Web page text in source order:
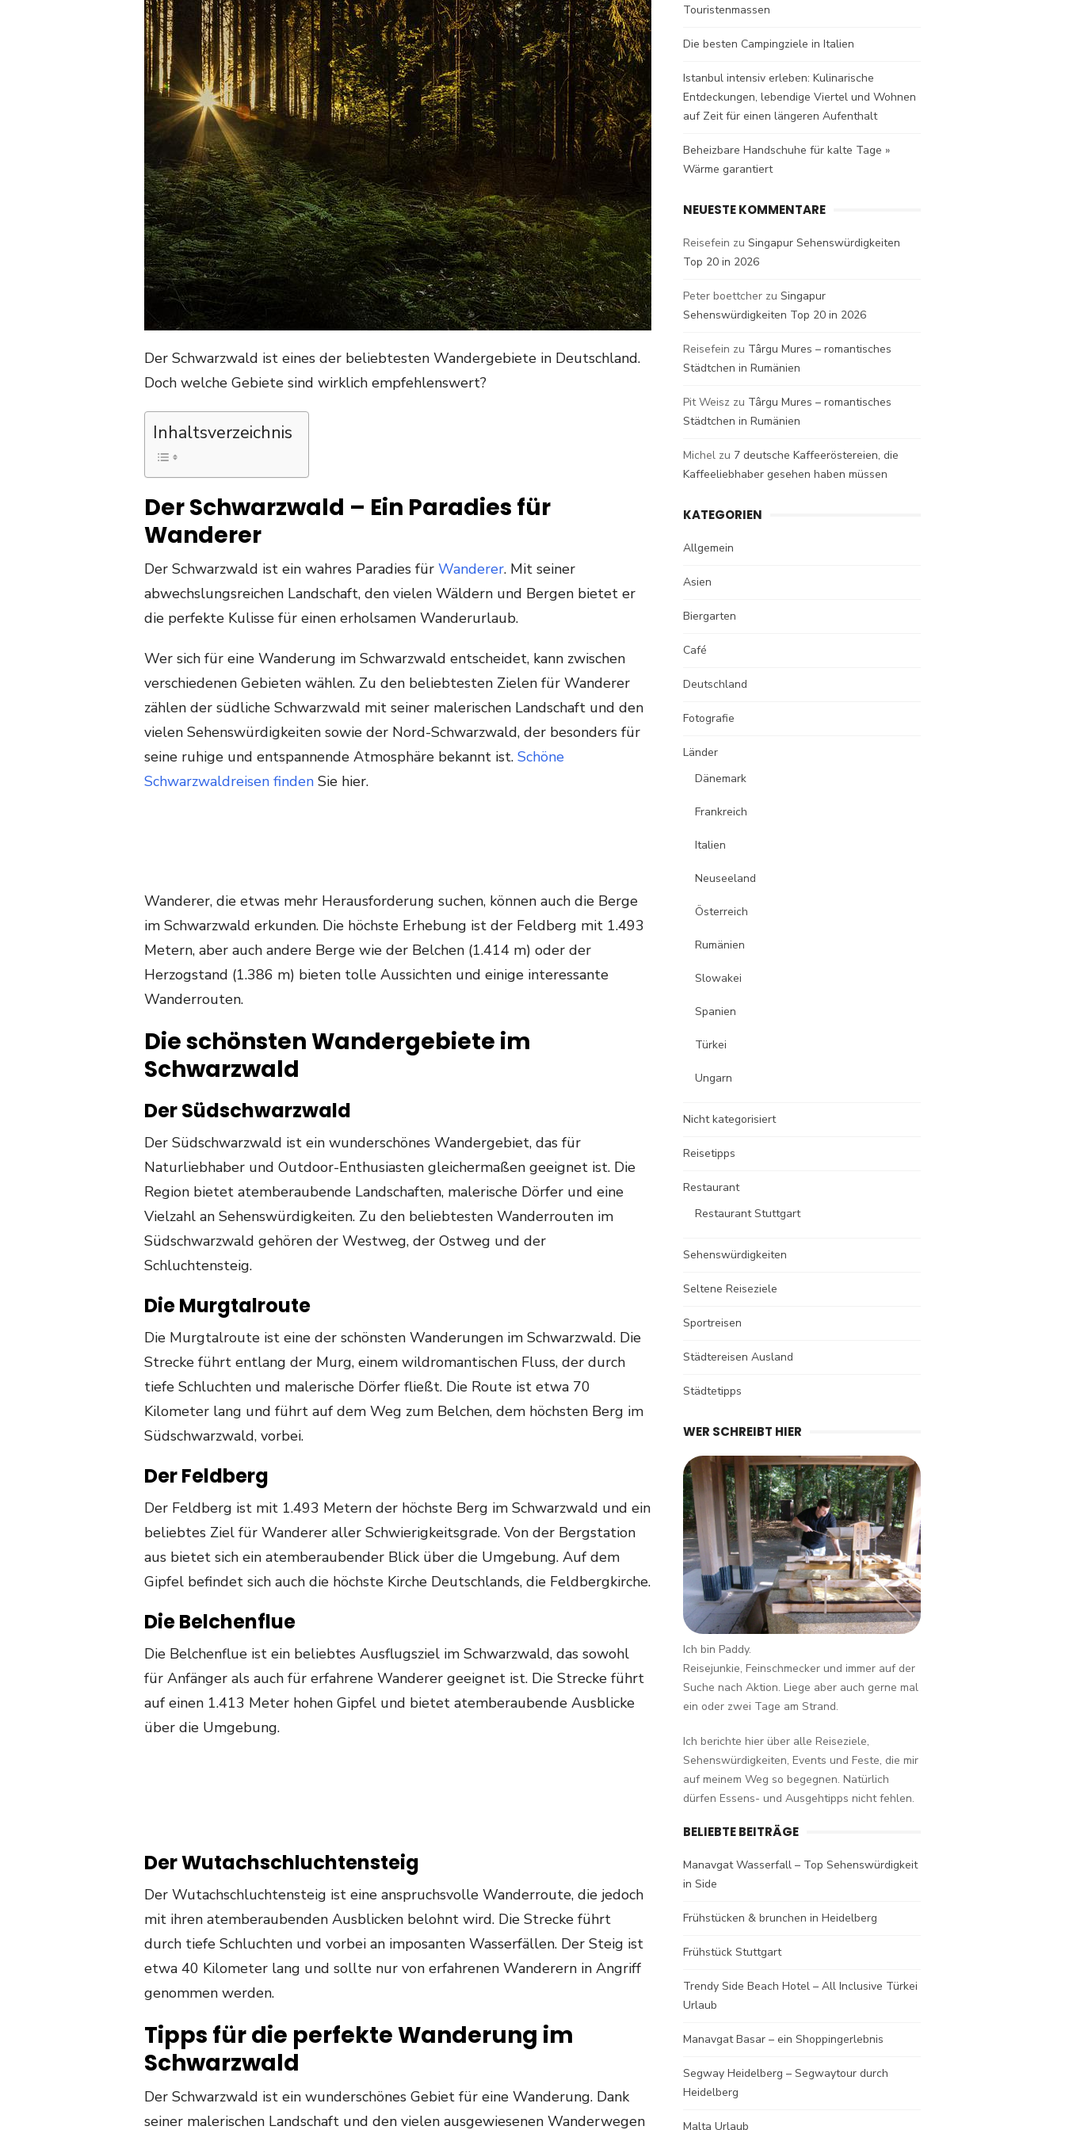
Der Schwarzwald ist eines der beliebtesten Wandergebiete in Deutschland.
Doch welche Gebiete sind wirklich empfehlenswert?
Inhaltsverzeichnis
Der Schwarzwald – Ein Paradies für
Wanderer
Der Schwarzwald ist ein wahres Paradies für Wanderer. Mit seiner
abwechslungsreichen Landschaft, den vielen Wäldern und Bergen bietet er
die perfekte Kulisse für einen erholsamen Wanderurlaub.
Wer sich für eine Wanderung im Schwarzwald entscheidet, kann zwischen
verschiedenen Gebieten wählen. Zu den beliebtesten Zielen für Wanderer
zählen der südliche Schwarzwald mit seiner malerischen Landschaft und den
vielen Sehenswürdigkeiten sowie der Nord-Schwarzwald, der besonders für
seine ruhige und entspannende Atmosphäre bekannt ist. Schöne
Schwarzwaldreisen finden Sie hier.
Wanderer, die etwas mehr Herausforderung suchen, können auch die Berge
im Schwarzwald erkunden. Die höchste Erhebung ist der Feldberg mit 1.493
Metern, aber auch andere Berge wie der Belchen (1.414 m) oder der
Herzogstand (1.386 m) bieten tolle Aussichten und einige interessante
Wanderrouten.
Die schönsten Wandergebiete im
Schwarzwald
Der Südschwarzwald
Der Südschwarzwald ist ein wunderschönes Wandergebiet, das für
Naturliebhaber und Outdoor-Enthusiasten gleichermaßen geeignet ist. Die
Region bietet atemberaubende Landschaften, malerische Dörfer und eine
Vielzahl an Sehenswürdigkeiten. Zu den beliebtesten Wanderrouten im
Südschwarzwald gehören der Westweg, der Ostweg und der
Schluchtensteig.
Die Murgtalroute
Die Murgtalroute ist eine der schönsten Wanderungen im Schwarzwald. Die
Strecke führt entlang der Murg, einem wildromantischen Fluss, der durch
tiefe Schluchten und malerische Dörfer fließt. Die Route ist etwa 70
Kilometer lang und führt auf dem Weg zum Belchen, dem höchsten Berg im
Südschwarzwald, vorbei.
Der Feldberg
Der Feldberg ist mit 1.493 Metern der höchste Berg im Schwarzwald und ein
beliebtes Ziel für Wanderer aller Schwierigkeitsgrade. Von der Bergstation
aus bietet sich ein atemberaubender Blick über die Umgebung. Auf dem
Gipfel befindet sich auch die höchste Kirche Deutschlands, die Feldbergkirche.
Die Belchenflue
Die Belchenflue ist ein beliebtes Ausflugsziel im Schwarzwald, das sowohl
für Anfänger als auch für erfahrene Wanderer geeignet ist. Die Strecke führt
auf einen 1.413 Meter hohen Gipfel und bietet atemberaubende Ausblicke
über die Umgebung.
Der Wutachschluchtensteig
Der Wutachschluchtensteig ist eine anspruchsvolle Wanderroute, die jedoch
mit ihren atemberaubenden Ausblicken belohnt wird. Die Strecke führt
durch tiefe Schluchten und vorbei an imposanten Wasserfällen. Der Steig ist
etwa 40 Kilometer lang und sollte nur von erfahrenen Wanderern in Angriff
genommen werden.
Tipps für die perfekte Wanderung im
Schwarzwald
Der Schwarzwald ist ein wunderschönes Gebiet für eine Wanderung. Dank
seiner malerischen Landschaft und den vielen ausgewiesenen Wanderwegen
Touristenmassen
Die besten Campingziele in Italien
Istanbul intensiv erleben: Kulinarische
Entdeckungen, lebendige Viertel und Wohnen
auf Zeit für einen längeren Aufenthalt
Beheizbare Handschuhe für kalte Tage »
Wärme garantiert
NEUESTE KOMMENTARE
Reisefein zu Singapur Sehenswürdigkeiten
Top 20 in 2026
Peter boettcher zu Singapur
Sehenswürdigkeiten Top 20 in 2026
Reisefein zu Târgu Mures – romantisches
Städtchen in Rumänien
Pit Weisz zu Târgu Mures – romantisches
Städtchen in Rumänien
Michel zu 7 deutsche Kaffeeröstereien, die
Kaffeeliebhaber gesehen haben müssen
KATEGORIEN
Allgemein
Asien
Biergarten
Café
Deutschland
Fotografie
Länder
Dänemark
Frankreich
Italien
Neuseeland
Österreich
Rumänien
Slowakei
Spanien
Türkei
Ungarn
Nicht kategorisiert
Reisetipps
Restaurant
Restaurant Stuttgart
Sehenswürdigkeiten
Seltene Reiseziele
Sportreisen
Städtereisen Ausland
Städtetipps
WER SCHREIBT HIER
Ich bin Paddy.
Reisejunkie, Feinschmecker und immer auf der
Suche nach Aktion. Liege aber auch gerne mal
ein oder zwei Tage am Strand.
Ich berichte hier über alle Reiseziele,
Sehenswürdigkeiten, Events und Feste, die mir
auf meinem Weg so begegnen. Natürlich
dürfen Essens- und Ausgehtipps nicht fehlen.
BELIEBTE BEITRÄGE
Manavgat Wasserfall – Top Sehenswürdigkeit
in Side
Frühstücken & brunchen in Heidelberg
Frühstück Stuttgart
Trendy Side Beach Hotel – All Inclusive Türkei
Urlaub
Manavgat Basar – ein Shoppingerlebnis
Segway Heidelberg – Segwaytour durch
Heidelberg
Malta Urlaub